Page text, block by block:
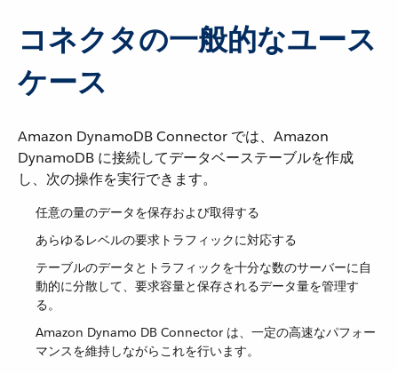
コネクタの一般的なユース
ケース
Amazon DynamoDB Connector では、Amazon
DynamoDB に接続してデータベーステーブルを作成
し、次の操作を実行できます。
任意の量のデータを保存および取得する
あらゆるレベルの要求トラフィックに対応する
テーブルのデータとトラフィックを十分な数のサーバーに自
動的に分散して、要求容量と保存されるデータ量を管理す
る。
Amazon Dynamo DB Connector は、一定の高速なパフォー
マンスを維持しながらこれを行います。